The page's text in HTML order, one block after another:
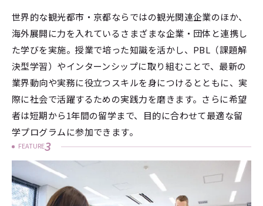
世界的な観光都市・京都ならではの観光関連企業のほか、
海外展開に力を入れているさまざまな企業・団体と連携し
た学びを実施。授業で培った知識を活かし、PBL（課題解
決型学習）やインターンシップに取り組むことで、最新の
業界動向や実務に役立つスキルを身につけるとともに、実
際に社会で活躍するための実践力を磨きます。さらに希望
者は短期から1年間の留学まで、目的に合わせて最適な留
学プログラムに参加できます。
FEATURE3